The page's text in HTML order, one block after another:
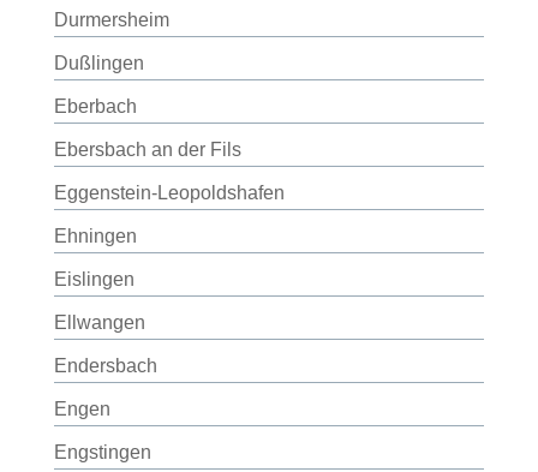
Durmersheim
Dußlingen
Eberbach
Ebersbach an der Fils
Eggenstein-Leopoldshafen
Ehningen
Eislingen
Ellwangen
Endersbach
Engen
Engstingen